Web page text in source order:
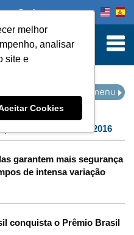
melhor
analisar
site e
Cookies
Onde comprar
fevereiro de 2016
garantem mais segurança
de intensa variação
conquista o Prêmio Brasil